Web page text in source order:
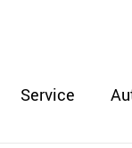
Service